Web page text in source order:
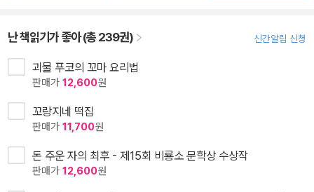
난 책읽기가 좋아 (총 239권) 신간알림 신청
괴물 푸코의 꼬마 요리법
판매가 12,600원
꼬랑지네 떡집
판매가 11,700원
돈 주운 자의 최후 - 제15회 비룡소 문학상 수상작
판매가 12,600원